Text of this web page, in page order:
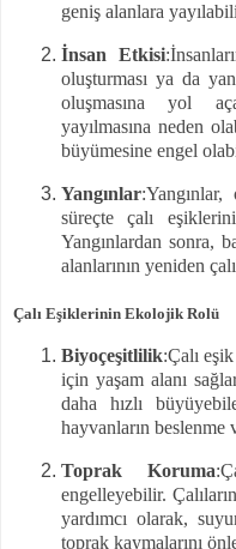
geniş alanlara
İnsan Etkisi
oluşturması ya da
oluşmasına yol
yayılmasına neden
büyümesine engel
Yangınlar
süreçte çalı
Yangınlardan sonra,
alanlarının yeniden
Çalı Eşiklerinin Ekolojik Rolü
Biyoçeşitlilik:Çalı
için yaşam alanı
daha hızlı
hayvanların beslenme
Toprak Koruma
engelleyebilir.
yardımcı olarak,
toprak kaymalarını